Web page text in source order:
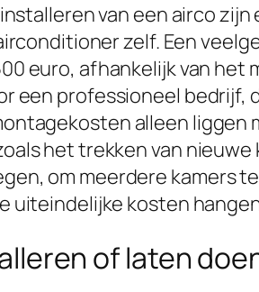
van een airco
zelf. Een
euro, afhankelijk van
een professioneel bedrijf,
alleen
het trekken van
om meerdere kamers
uiteindelijke kosten
of laten